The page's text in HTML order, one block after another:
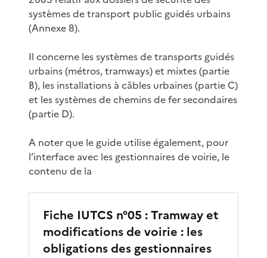
systèmes de transport public guidés urbains
(Annexe 8).
Il concerne les systèmes de transports guidés
urbains (métros, tramways) et mixtes (partie
B), les installations à câbles urbaines (partie C)
et les systèmes de chemins de fer secondaires
(partie D).
A noter que le guide utilise également, pour
l’interface avec les gestionnaires de voirie, le
contenu de la
Fiche IUTCS n°05 : Tramway et
modifications de voirie : les
obligations des gestionnaires